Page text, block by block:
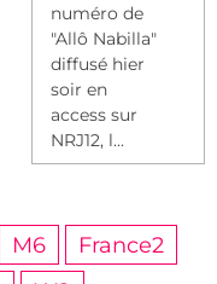
numéro de
"Allô Nabilla"
diffusé hier
soir en
access sur
NRJ12, l...
M6
France2